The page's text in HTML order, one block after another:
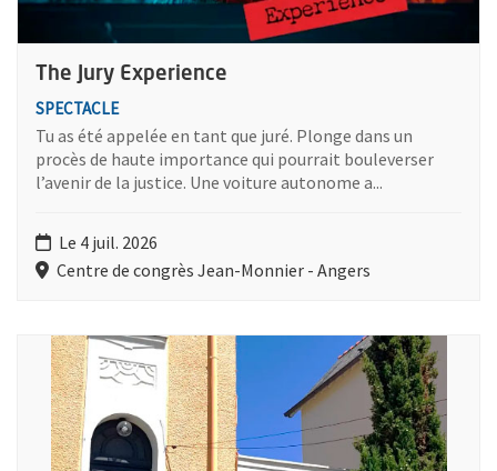
The Jury Experience
SPECTACLE
Tu as été appelée en tant que juré. Plonge dans un
procès de haute importance qui pourrait bouleverser
l’avenir de la justice. Une voiture autonome a...
Le 4 juil. 2026
Centre de congrès Jean-Monnier - Angers
Plus d'information sur l'évènement : "Bulles de Culture" visite